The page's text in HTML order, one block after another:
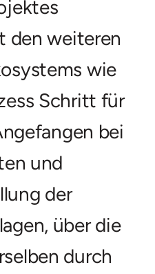
den weiteren
wie
Schritt für
bei
und
der
über die
durch